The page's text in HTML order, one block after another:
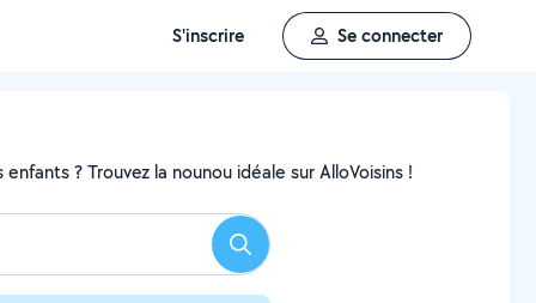
S'inscrire Se connecter
? Trouvez la nounou idéale sur AlloVoisins !
Rechercher